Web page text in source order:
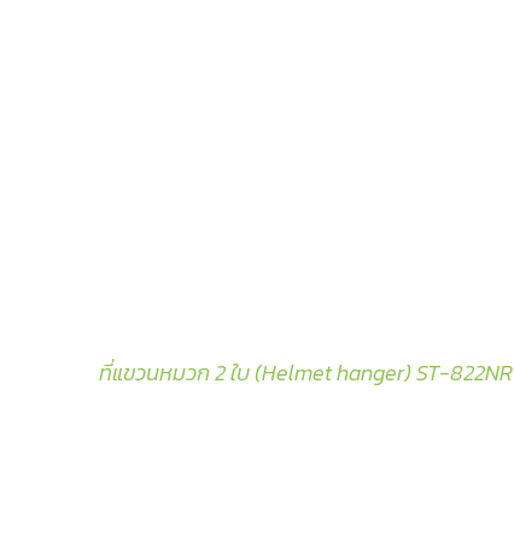
ที่แขวนหมวก 2 ใบ (Helmet hanger) ST-822NR